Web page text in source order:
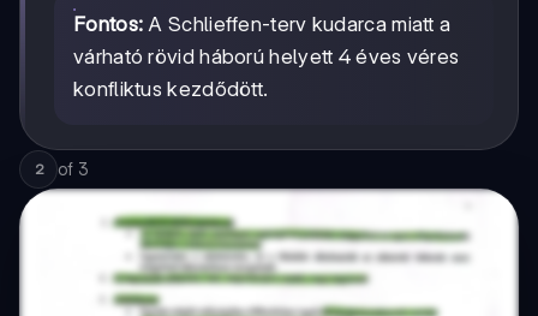
Fontos: A Schlieffen-terv kudarca miatt a
várható rövid háború helyett 4 éves véres
konfliktus kezdődött.
2 of 3